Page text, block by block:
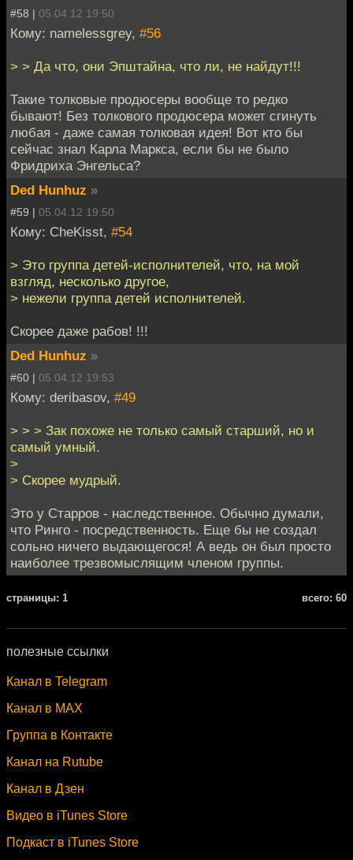
#58 | 05.04.12 19:50
Кому: namelessgrey, #56
> > Да что, они Эпштайна, что ли, не найдут!!!
Такие толковые продюсеры вообще то редко
бывают! Без толкового продюсера может сгинуть
любая - даже самая толковая идея! Вот кто бы
сейчас знал Карла Маркса, если бы не было
Фридриха Энгельса?
Ded Hunhuz »
#59 | 05.04.12 19:50
Кому: CheKisst, #54
> Это группа детей-исполнителей, что, на мой
взгляд, несколько другое,
> нежели группа детей исполнителей.
Скорее даже рабов! !!!
Ded Hunhuz »
#60 | 05.04.12 19:53
Кому: deribasov, #49
> > > Зак похоже не только самый старший, но и
самый умный.
>
> Скорее мудрый.
Это у Старров - наследственное. Обычно думали,
что Ринго - посредственность. Еще бы не создал
сольно ничего выдающегося! А ведь он был просто
наиболее трезвомыслящим членом группы.
cтраницы: 1 всего: 60
полезные ссылки
Канал в Telegram
Канал в MAX
Группа в Контакте
Канал на Rutube
Канал в Дзен
Видео в iTunes Store
Подкаст в iTunes Store